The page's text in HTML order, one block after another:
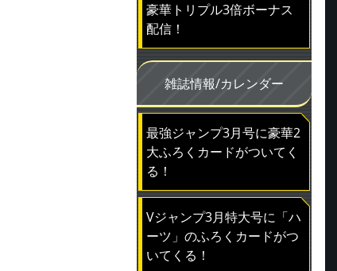
豪華トリプル3倍ボーナス
配信！
雑誌情報/カレンダー
最強ジャンプ3月号に豪華2
大ふろくカードがついてく
る！
Vジャンプ3月特大号に「ハ
ーツ」のふろくカードがつ
いてくる！